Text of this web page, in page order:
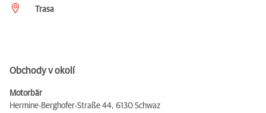
Trasa
Obchody v okolí
Motorbär
Hermine-Berghofer-Straße 44, 6130 Schwaz